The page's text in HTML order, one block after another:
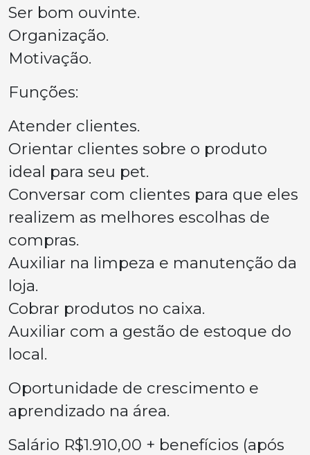
Ser bom ouvinte.
Organização.
Motivação.
Funções:
Atender clientes.
Orientar clientes sobre o produto
ideal para seu pet.
Conversar com clientes para que eles
realizem as melhores escolhas de
compras.
Auxiliar na limpeza e manutenção da
loja.
Cobrar produtos no caixa.
Auxiliar com a gestão de estoque do
local.
Oportunidade de crescimento e
aprendizado na área.
Salário R$1.910,00 + benefícios (após